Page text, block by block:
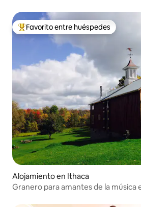
Favorito entre los huéspedes más
Favorito entre huéspedes
Alojamiento en Ithaca
Granero para amantes de la música